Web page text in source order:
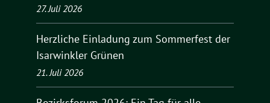
27. Juli 2026
Herzliche Einladung zum Sommerfest der
Isarwinkler Grünen
21. Juli 2026